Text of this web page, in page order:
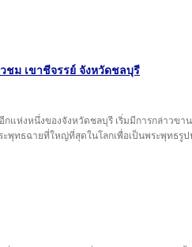
วชม เขาชีจรรย์ จังหวัดชลบุรี
กแห่งหนึ่งของจังหวัดชลบุรี เริ่มมีการกล่าวขา
พุทธฉายที่ใหญ่ที่สุดในโลกเพื่อเป็นพระพุทธรูป